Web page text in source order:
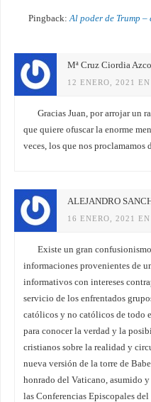
Pingback:Al poder de Trump –
Mª Cruz Ciordia
12 ENERO, 2021
Gracias Juan, por arrojar un
que quiere ofuscar la enorme
veces, los que nos proclamamos
ALEJANDRO
16 ENERO, 2021
Existe un gran
informaciones provenientes de
informativos con intereses
servicio de los enfrentados
católicos y no católicos de todo
para conocer la verdad y la
cristianos sobre la realidad y
nueva versión de la torre de
honrado del Vaticano, asumido
las Conferencias Episcopales